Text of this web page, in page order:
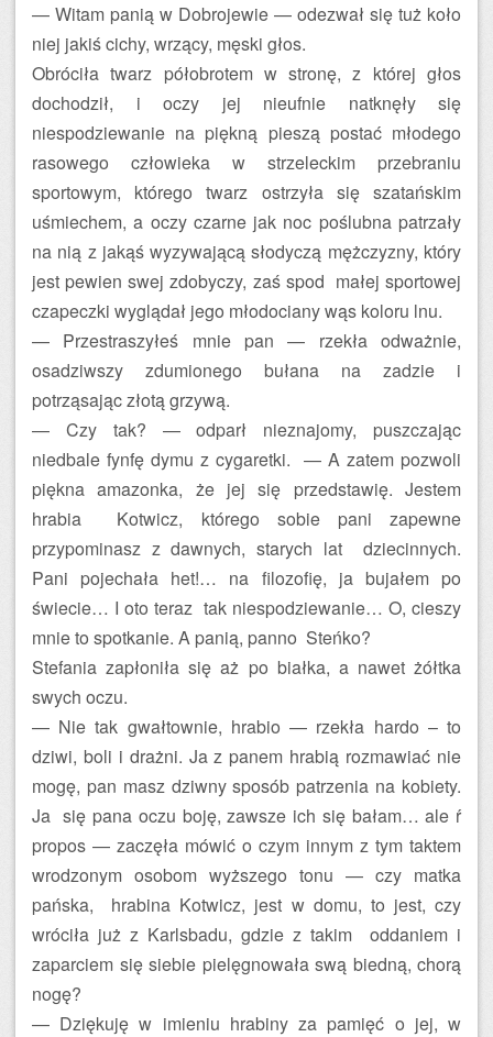
— Witam panią w Dobrojewie — odezwał się tuż koło
niej jakiś cichy, wrzący, męski głos.
Obróciła twarz półobrotem w stronę, z której głos
dochodził, i oczy jej nieufnie natknęły się
niespodziewanie na piękną pieszą postać młodego
rasowego człowieka w strzeleckim przebraniu
sportowym, którego twarz ostrzyła się szatańskim
uśmiechem, a oczy czarne jak noc poślubna patrzały
na nią z jakąś wyzywającą słodyczą mężczyzny, który
jest pewien swej zdobyczy, zaś spod małej sportowej
czapeczki wyglądał jego młodociany wąs koloru lnu.
— Przestraszyłeś mnie pan — rzekła odważnie,
osadziwszy zdumionego bułana na zadzie i
potrząsając złotą grzywą.
— Czy tak? — odparł nieznajomy, puszczając
niedbale fynfę dymu z cygaretki. — A zatem pozwoli
piękna amazonka, że jej się przedstawię. Jestem
hrabia Kotwicz, którego sobie pani zapewne
przypominasz z dawnych, starych lat dziecinnych.
Pani pojechała het!… na filozofię, ja bujałem po
świecie… I oto teraz tak niespodziewanie… O, cieszy
mnie to spotkanie. A panią, panno Steńko?
Stefania zapłoniła się aż po białka, a nawet żółtka
swych oczu.
— Nie tak gwałtownie, hrabio — rzekła hardo – to
dziwi, boli i drażni. Ja z panem hrabią rozmawiać nie
mogę, pan masz dziwny sposób patrzenia na kobiety.
Ja się pana oczu boję, zawsze ich się bałam… ale ŕ
propos — zaczęła mówić o czym innym z tym taktem
wrodzonym osobom wyższego tonu — czy matka
pańska, hrabina Kotwicz, jest w domu, to jest, czy
wróciła już z Karlsbadu, gdzie z takim oddaniem i
zaparciem się siebie pielęgnowała swą biedną, chorą
nogę?
— Dziękuję w imieniu hrabiny za pamięć o jej, w